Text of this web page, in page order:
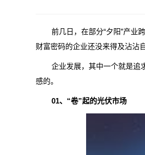
前几日，在部分“夕阳”产业
财富密码的企业还没来得及沾沾
企业发展，其中一个就是追
感的。
01、“卷”起的光伏市场